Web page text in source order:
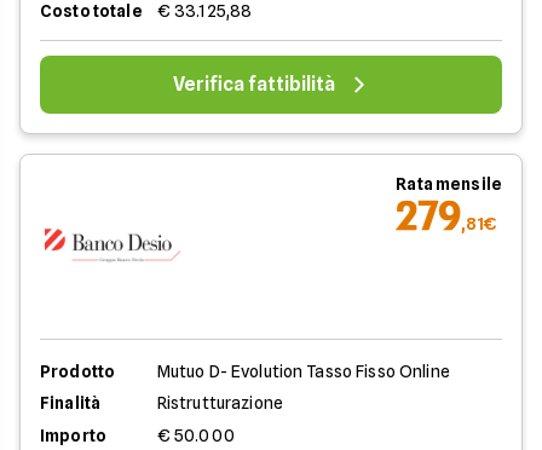
Costo totale
€ 33.125,88
Verifica fattibilità
Rata mensile
279,81€
Prodotto
Mutuo D- Evolution Tasso Fisso Online
Finalità
Ristrutturazione
Importo
€ 50.000